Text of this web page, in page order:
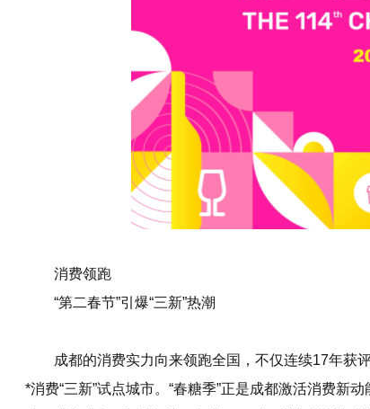
消费领跑
“第二春节”引爆“三新”热潮
成都的消费实力向来领跑全国，不仅连续17年获
*消费“三新”试点城市。“春糖季”正是成都激活消费新